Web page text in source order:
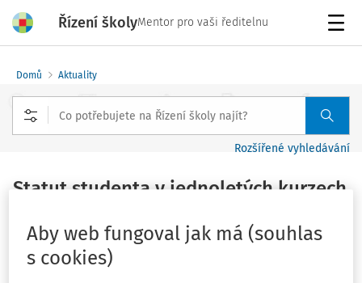
Řízení školyMentor pro vaši ředitelnu
Domů Aktuality
Rozšířené vyhledávání
Statut studenta v jednoletých kurzech
Vydáno:29. 8. 2013
2 minuty čtení
Aby web fungoval jak má (souhlas
s cookies)